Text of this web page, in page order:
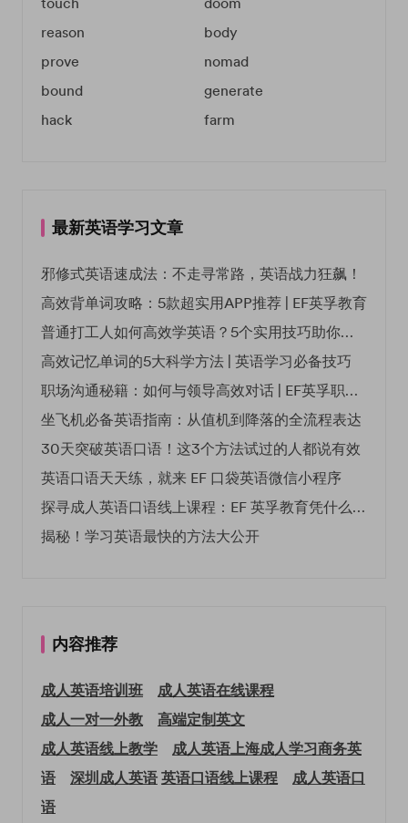
reason
body
prove
nomad
bound
generate
hack
farm
最新英语学习文章
邪修式英语速成法：不走寻常路，英语战力狂飙！
高效背单词攻略：5款超实用APP推荐 | EF英孚教育
普通打工人如何高效学英语？5个实用技巧助你突破职场瓶颈
高效记忆单词的5大科学方法 | 英语学习必备技巧
职场沟通秘籍：如何与领导高效对话 | EF英孚职场指南
坐飞机必备英语指南：从值机到降落的全流程表达
30天突破英语口语！这3个方法试过的人都说有效
英语口语天天练，就来 EF 口袋英语微信小程序
探寻成人英语口语线上课程：EF 英孚教育凭什么领航
揭秘！学习英语最快的方法大公开
内容推荐
成人英语培训班
成人英语在线课程
成人一对一外教
高端定制英文
成人英语线上教学
成人英语上海成人学习商务英
语
深圳成人英语英语口语线上课程
成人英语口
语